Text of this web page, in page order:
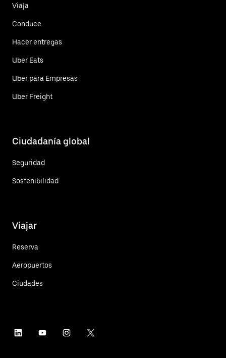
Viaja
Conduce
Hacer entregas
Uber Eats
Uber para Empresas
Uber Freight
Ciudadanía global
Seguridad
Sostenibilidad
Viajar
Reserva
Aeropuertos
Ciudades